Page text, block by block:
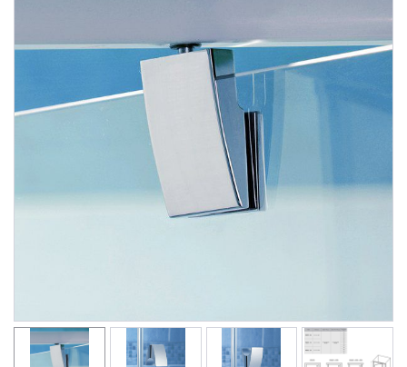
Душевые уголки
Поддоны для душа
Сиденья OVO для душевых уголков
Полотенцесушители
Умывальники